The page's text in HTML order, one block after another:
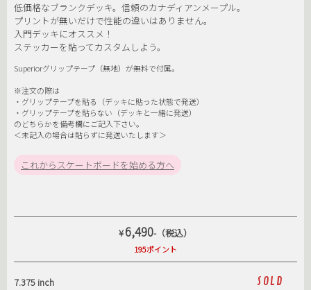
低価格なブランクデッキ。信頼のカナディアンメープル。
プリントが無いだけで性能の違いはありません。
入門デッキにオススメ！
ステッカーを貼ってカスタムしよう。
Superiorグリップテープ（無地）が無料で付属。
※注文の際は
・グリップテープを貼る（デッキに貼った状態で発送）
・グリップテープを貼らない（デッキと一緒に発送）
のどちらかを備考欄にご記入下さい。
＜未記入の場合は貼らずに発送いたします＞
これからスケートボードを始める方へ
¥6,490-（税込）
195ポイント
7.375 inch SOLD